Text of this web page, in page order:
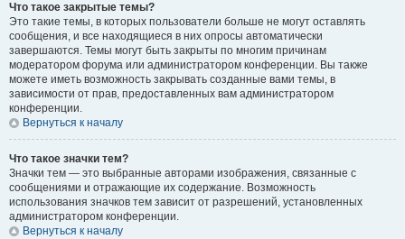
Что такое закрытые темы?
Это такие темы, в которых пользователи больше не могут оставлять
сообщения, и все находящиеся в них опросы автоматически
завершаются. Темы могут быть закрыты по многим причинам
модератором форума или администратором конференции. Вы также
можете иметь возможность закрывать созданные вами темы, в
зависимости от прав, предоставленных вам администратором
конференции.
Вернуться к началу
Что такое значки тем?
Значки тем — это выбранные авторами изображения, связанные с
сообщениями и отражающие их содержание. Возможность
использования значков тем зависит от разрешений, установленных
администратором конференции.
Вернуться к началу